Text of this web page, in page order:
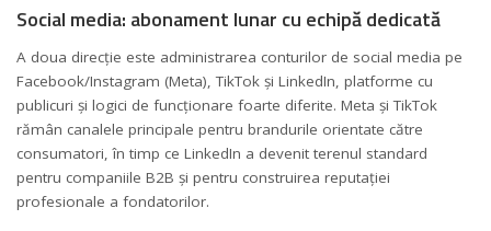
Social media: abonament lunar cu echipă dedicată
A doua direcție este administrarea conturilor de social media pe
Facebook/Instagram (Meta), TikTok și LinkedIn, platforme cu
publicuri și logici de funcționare foarte diferite. Meta și TikTok
rămân canalele principale pentru brandurile orientate către
consumatori, în timp ce LinkedIn a devenit terenul standard
pentru companiile B2B și pentru construirea reputației
profesionale a fondatorilor.